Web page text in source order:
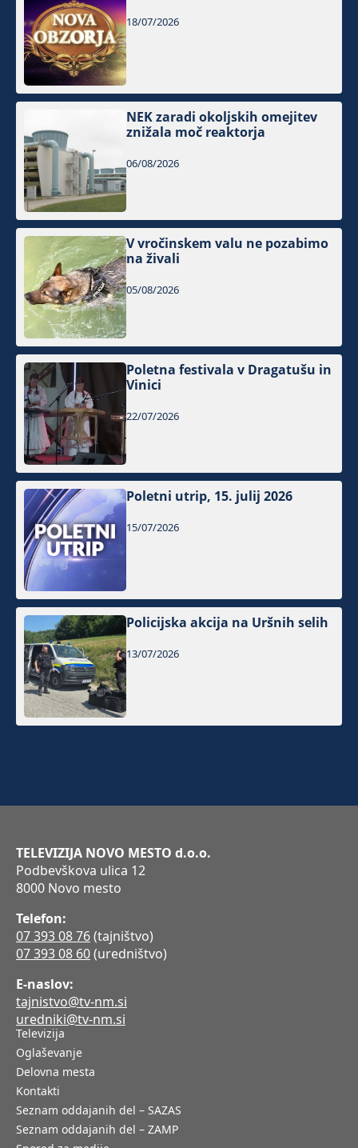
18/07/2026
NEK zaradi okoljskih omejitev
znižala moč reaktorja
06/08/2026
V vročinskem valu ne pozabimo
na živali
05/08/2026
Poletna festivala v Dragatušu in
Vinici
22/07/2026
Poletni utrip, 15. julij 2026
15/07/2026
Policijska akcija na Uršnih selih
13/07/2026
TELEVIZIJA NOVO MESTO d.o.o.
Podbevškova ulica 12
8000 Novo mesto
Telefon:
07 393 08 76(tajništvo)
07 393 08 60(uredništvo)
E-naslov:
tajnistvo@tv-nm.si
uredniki@tv-nm.si
Televizija
Oglaševanje
Delovna mesta
Kontakti
Seznam oddajanih del – SAZAS
Seznam oddajanih del – ZAMP